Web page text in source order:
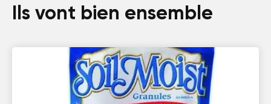
Ils vont bien ensemble